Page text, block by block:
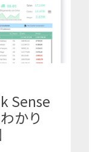
Sense
かり